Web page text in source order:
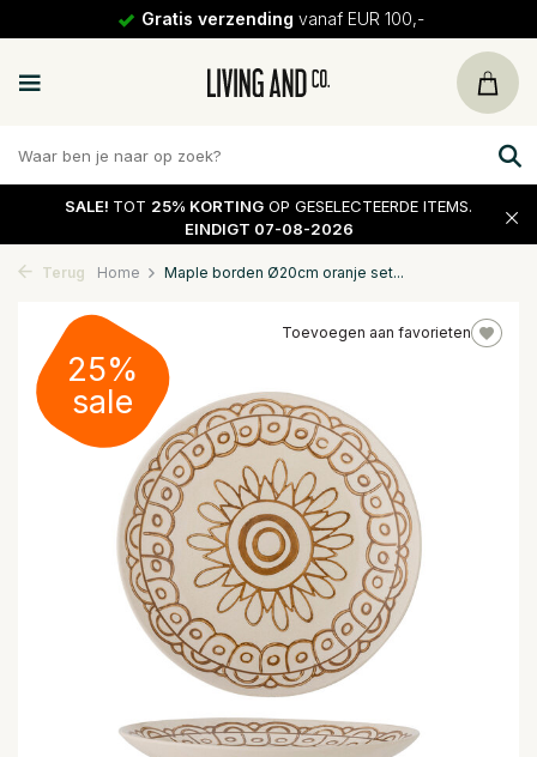
Gratis verzending vanaf EUR 100,-
SALE! TOT 25% KORTING OP GESELECTEERDE ITEMS.
EINDIGT 07-08-2026
Terug Home Maple borden Ø20cm oranje set...
Toevoegen aan favorieten
25%
sale